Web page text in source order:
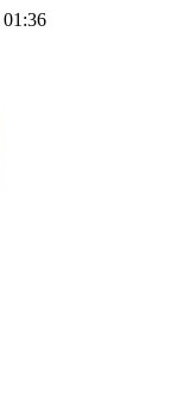
01:36